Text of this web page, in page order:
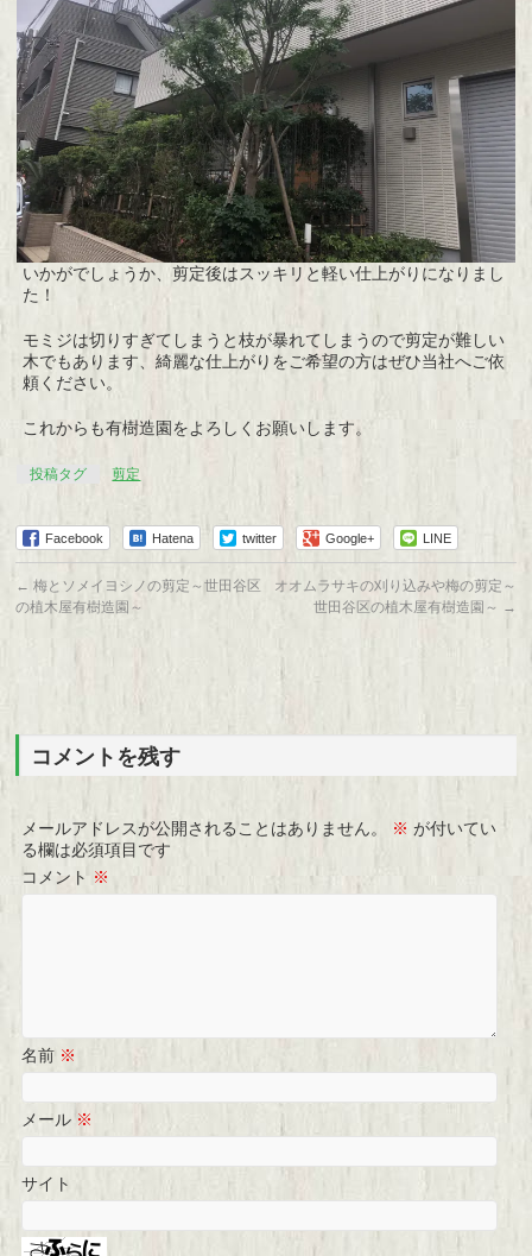
いかがでしょうか、剪定後はスッキリと軽い仕上がりになりまし
た！
モミジは切りすぎてしまうと枝が暴れてしまうので剪定が難しい
木でもあります、綺麗な仕上がりをご希望の方はぜひ当社へご依
頼ください。
これからも有樹造園をよろしくお願いします。
投稿タグ 剪定
Facebook Hatena twitter Google+ LINE
← 梅とソメイヨシノの剪定～世田谷区
の植木屋有樹造園～
オオムラサキの刈り込みや梅の剪定～
世田谷区の植木屋有樹造園～ →
コメントを残す
メールアドレスが公開されることはありません。 ※ が付いてい
る欄は必須項目です
コメント ※
名前 ※
メール※
サイト